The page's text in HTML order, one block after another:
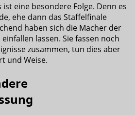
ist eine besondere Folge. Denn es
ehe dann das Staffelfinale
haben sich die Macher der
lassen. Sie fassen noch
zusammen, tun dies aber
und Weise.